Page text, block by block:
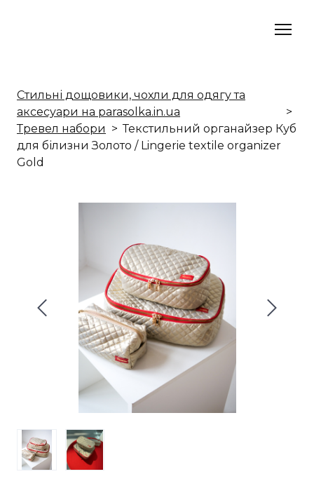
Стильні дощовики, чохли для одягу та
аксесуари на parasolka.in.ua
Тревел набори
Текстильний органайзер Куб
для білизни Золото / Lingerie textile organizer
Gold